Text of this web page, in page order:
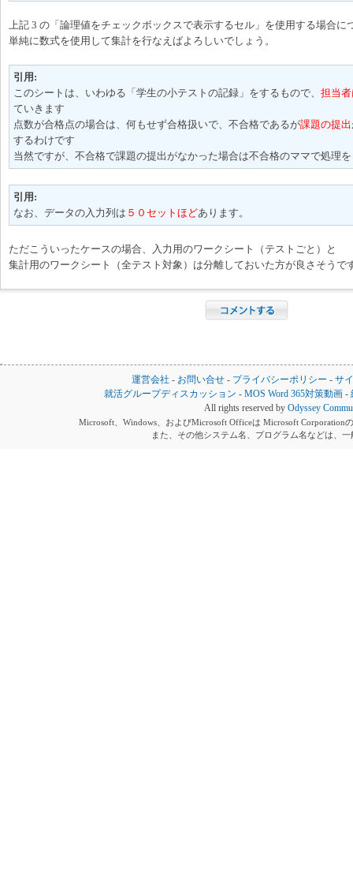
上記 3 の「論理値をチェックボックスで表示するセル」を使用する場合に
単純に数式を使用して集計を行なえばよろしいでしょう。
引用:
このシートは、いわゆる「学生の小テストの記録」をするもので、 担当
ていきます
点数が合格点の場合は、何もせず合格扱いで、不合格であるが課題の提出
するわけです
当然ですが、不合格で課題の提出がなかった場合は不合格のママで処理
引用:
なお、データの入力列は ５０セットほどあります。
ただこういったケースの場合、入力用のワークシート（テストごと）と
集計用のワークシート（全テスト対象）は分離しておいた方が良さそうで
運営会社 - お問い合せ - プライバシーポリシー - サ
就活グループディスカッション -MOS Word 365対策動画 -
All rights reserved by Odyssey
Microsoft、Windows、およびMicrosoft Officeは Microsoft Corporation
また、その他システム名、プログラム名などは、